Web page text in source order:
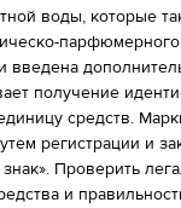
воды, которые
парфюмерного
введена
получение
средств.
регистрации и
Проверить
и